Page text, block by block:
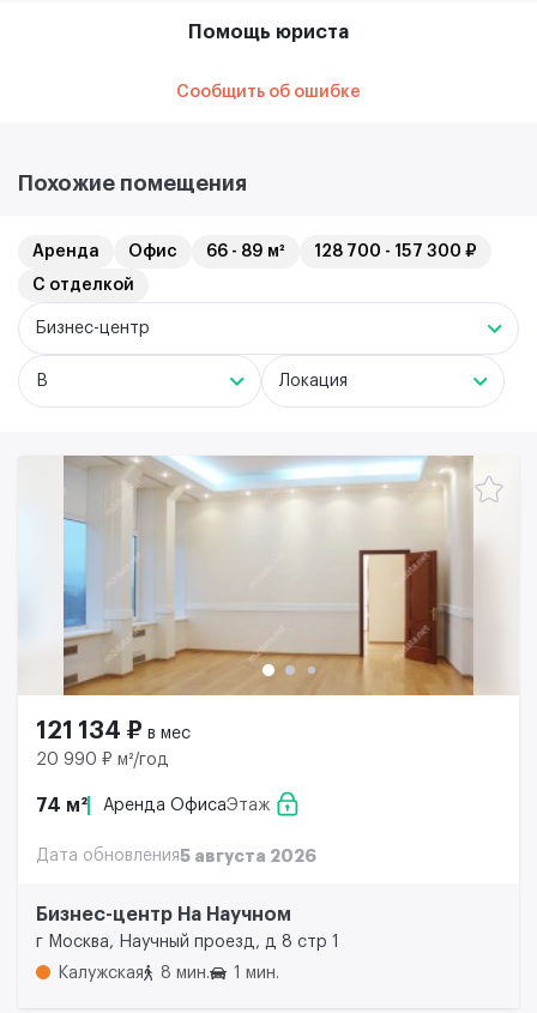
Помощь юриста
Сообщить об ошибке
Похожие помещения
Аренда Офис 66 - 89 м²
128 700 - 157 300 ₽
С отделкой
Бизнес-центр
B Локация
121 134 ₽ в мес
20 990 ₽ м²/год
74 м² Аренда ОфисаЭтаж
Дата обновления5 августа 2026
Бизнес-центр На Научном
г Москва, Научный проезд, д 8 стр 1
Калужская
8 мин. 1 мин.